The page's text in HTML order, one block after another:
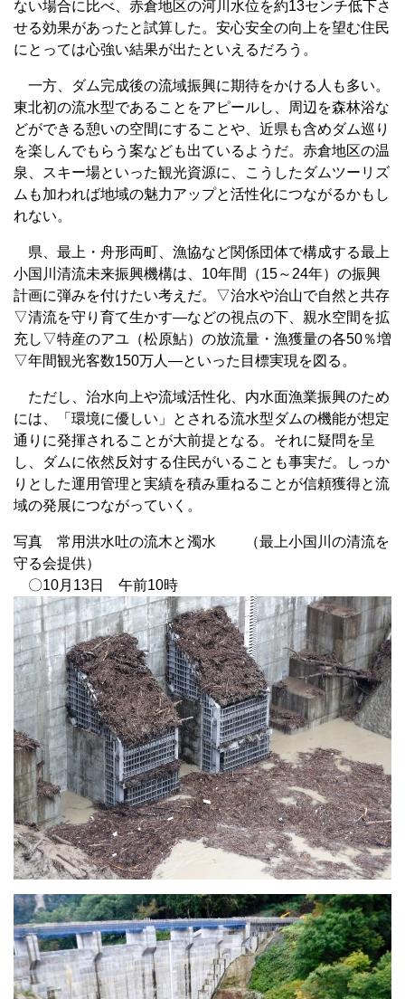
ない場合に比べ、赤倉地区の河川水位を約13センチ低下さ
せる効果があったと試算した。安心安全の向上を望む住民
にとっては心強い結果が出たといえるだろう。
一方、ダム完成後の流域振興に期待をかける人も多い。
東北初の流水型であることをアピールし、周辺を森林浴な
どができる憩いの空間にすることや、近県も含めダム巡り
を楽しんでもらう案なども出ているようだ。赤倉地区の温
泉、スキー場といった観光資源に、こうしたダムツーリズ
ムも加われば地域の魅力アップと活性化につながるかもし
れない。
県、最上・舟形両町、漁協など関係団体で構成する最上
小国川清流未来振興機構は、10年間（15～24年）の振興
計画に弾みを付けたい考えだ。▽治水や治山で自然と共存
▽清流を守り育て生かす―などの視点の下、親水空間を拡
充し▽特産のアユ（松原鮎）の放流量・漁獲量の各50％増
▽年間観光客数150万人―といった目標実現を図る。
ただし、治水向上や流域活性化、内水面漁業振興のため
には、「環境に優しい」とされる流水型ダムの機能が想定
通りに発揮されることが大前提となる。それに疑問を呈
し、ダムに依然反対する住民がいることも事実だ。しっか
りとした運用管理と実績を積み重ねることが信頼獲得と流
域の発展につながっていく。
写真 常用洪水吐の流木と濁水 （最上小国川の清流を
守る会提供）
〇10月13日 午前10時